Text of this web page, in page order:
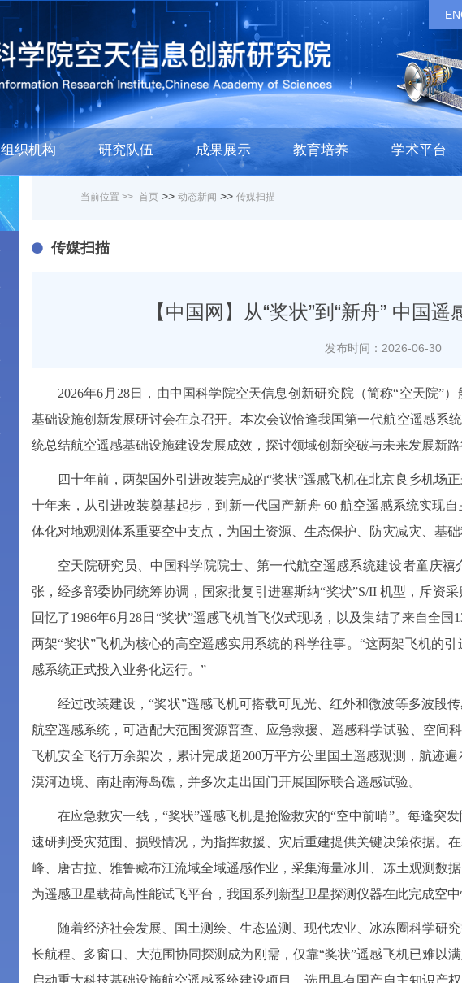
组织机构 研究队伍 成果展示 教育培养 学术平台
当前位置 >> 首页 >> 动态新闻 >> 传媒扫描
传媒扫描
【中国网】从“奖状”到“新舟” 中国
发布时间：2026-06-30
2026年6月28日，由中国科学院空天信息创新研究院（简称“空天院”
基础设施创新发展研讨会在京召开。本次会议恰逢我国第一代航空遥感系
统总结航空遥感基础设施建设发展成效，探讨领域创新突破与未来发展新路
四十年前，两架国外引进改装完成的“奖状”遥感飞机在北京良乡机场
十年来，从引进改装奠基起步，到新一代国产新舟 60 航空遥感系统实现
体化对地观测体系重要空中支点，为国土资源、生态保护、防灾减灾、基
空天院研究员、中国科学院院士、第一代航空遥感系统建设者童庆
张，经多部委协同统筹协调，国家批复引进塞斯纳“奖状”S/II 机型，斥资
回忆了1986年6月28日“奖状”遥感飞机首飞仪式现场，以及集结了来自全
两架“奖状”飞机为核心的高空遥感实用系统的科学往事。“这两架飞机的
感系统正式投入业务化运行。”
经过改装建设，“奖状”遥感飞机可搭载可见光、红外和微波等多波段
航空遥感系统，可适配大范围资源普查、应急救援、遥感科学试验、空间
飞机安全飞行万余架次，累计完成超200万平方公里国土遥感观测，航迹
漠河边境、南赴南海岛礁，并多次走出国门开展国际联合遥感试验。
在应急救灾一线，“奖状”遥感飞机是抢险救灾的“空中前哨”。每逢突
速研判受灾范围、损毁情况，为指挥救援、灾后重建提供关键决策依据。
峰、唐古拉、雅鲁藏布江流域全域遥感作业，采集海量冰川、冻土观测数
为遥感卫星载荷高性能试飞平台，我国系列新型卫星探测仪器在此完成空
随着经济社会发展、国土测绘、生态监测、现代农业、冰冻圈科学研
长航程、多窗口、大范围协同探测成为刚需，仅靠“奖状”遥感飞机已难以